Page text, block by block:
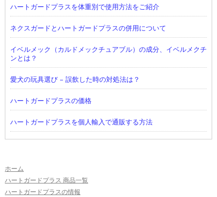
ハートガードプラスを体重別で使用方法をご紹介
ネクスガードとハートガードプラスの併用について
イベルメック（カルドメックチュアブル）の成分、イベルメクチ
ンとは？
愛犬の玩具選び – 誤飲した時の対処法は？
ハートガードプラスの価格
ハートガードプラスを個人輸入で通販する方法
ホーム
ハートガードプラス 商品一覧
ハートガードプラスの情報